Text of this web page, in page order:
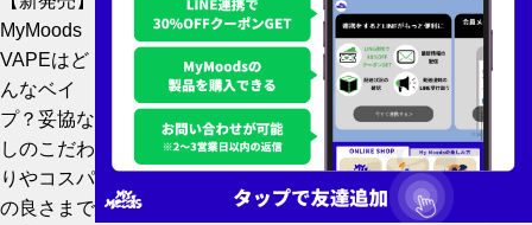
MyMoods
VAPEはど
んなベイ
プ？妥協な
しのこだわ
りやコスパ
の良さまで